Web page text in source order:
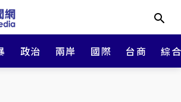
政治 兩岸 國際 台商 綜